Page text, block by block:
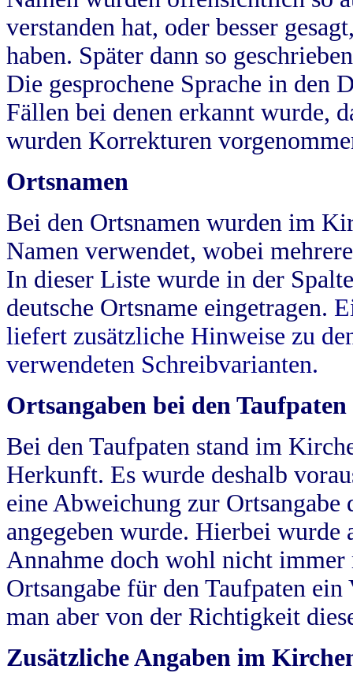
verstanden hat, oder besser
haben. Später dann so
Die gesprochene Sprache in
Fällen bei denen erkannt wurde,
wurden Korrekturen
Ortsnamen
Bei den Ortsnamen wurden im
Namen verwendet, wobei
In dieser Liste wurde in der
deutsche Ortsname eingetragen.
liefert zusätzliche Hinweise zu
verwendeten Schreibvarianten.
Ortsangaben bei den Taufpaten
Bei den Taufpaten stand im
Herkunft. Es wurde deshalb
eine Abweichung zur
angegeben wurde. Hierbei wurde
Annahme doch wohl nicht
Ortsangabe für den Taufpaten
man aber von der Richtigkeit
Zusätzliche Angaben im